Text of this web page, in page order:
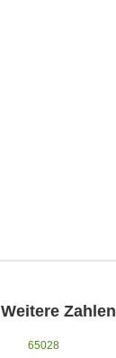
Weitere Zahlen
65028